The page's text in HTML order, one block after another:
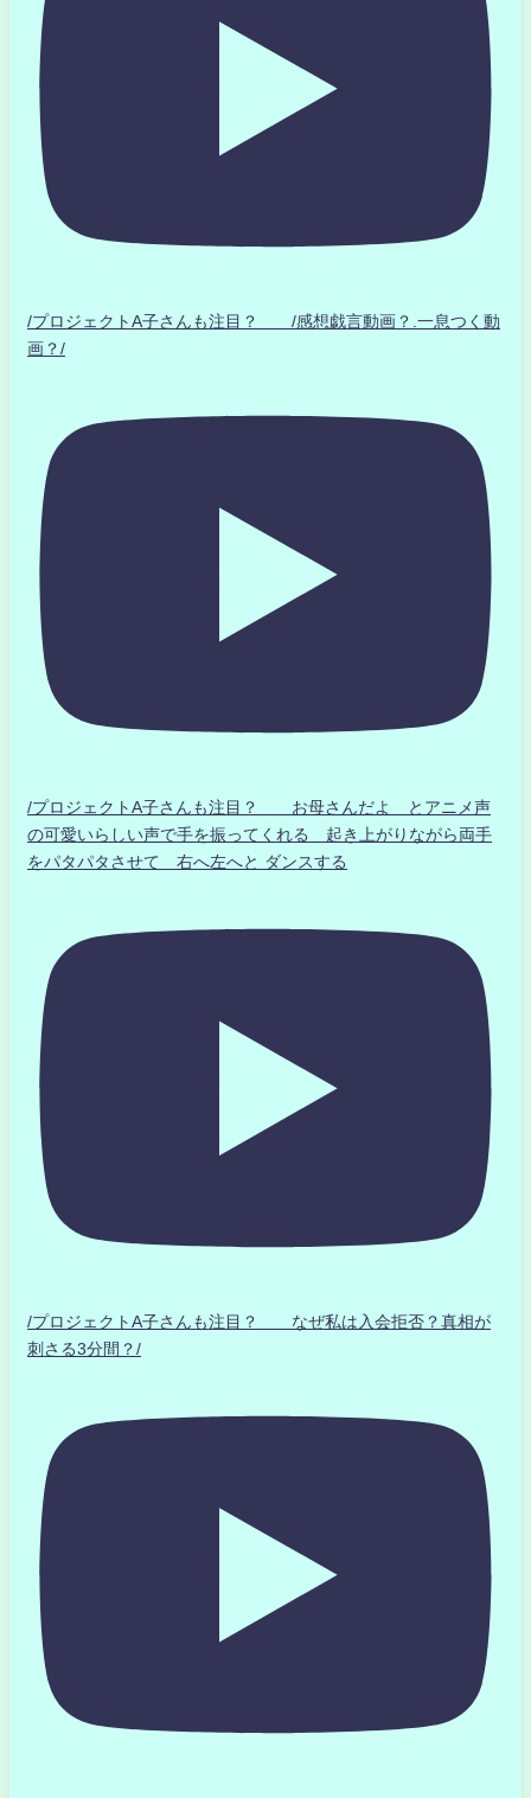
/プロジェクトA子さんも注目？ /感想戯言動画？.一息つく動
画？/
/プロジェクトA子さんも注目？ お母さんだよ とアニメ声
の可愛いらしい声で手を振ってくれる 起き上がりながら両手
をパタパタさせて 右へ左へと ダンスする
/プロジェクトA子さんも注目？ なぜ私は入会拒否？真相が
刺さる3分間？/